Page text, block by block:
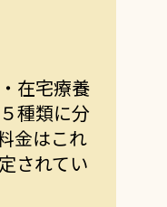
在宅療養
種類に分
金はこれ
されてい